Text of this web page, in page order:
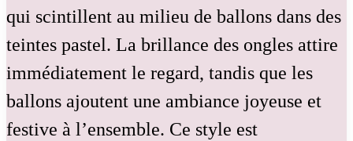
qui scintillent au milieu de ballons dans des
teintes pastel. La brillance des ongles attire
immédiatement le regard, tandis que les
ballons ajoutent une ambiance joyeuse et
festive à l’ensemble. Ce style est